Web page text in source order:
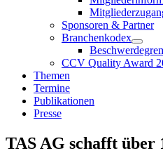
Sponsoren & Partner
Branchenkodex
CCV Quality Award
Themen
Termine
Publikationen
Presse
TAS AG schafft über